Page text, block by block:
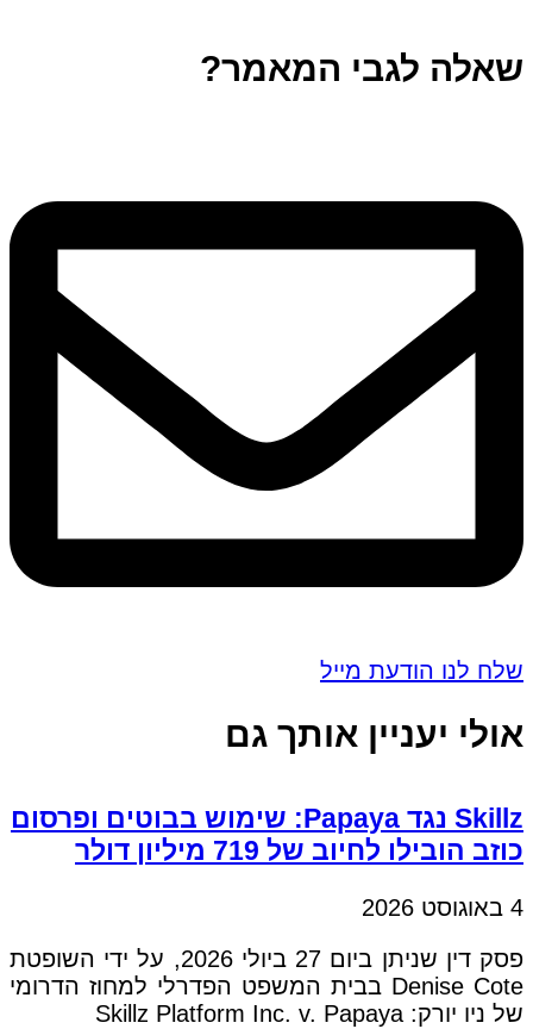
שאלה לגבי המאמר?
שלח לנו הודעת מייל
אולי יעניין אותך גם
Skillz נגד Papaya: שימוש בבוטים ופרסום
כוזב הובילו לחיוב של 719 מיליון דולר
4 באוגוסט 2026
פסק דין שניתן ביום 27 ביולי 2026, על ידי השופטת
Denise Cote בבית המשפט הפדרלי למחוז הדרומי
של ניו יורק: Skillz Platform Inc. v. Papaya